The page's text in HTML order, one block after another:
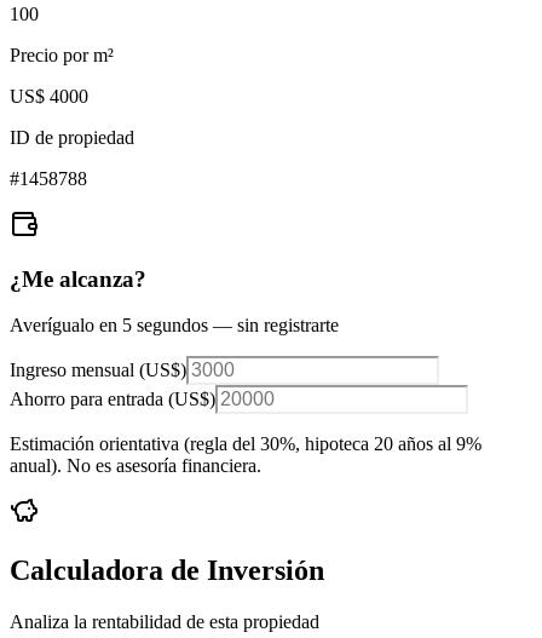
100
Precio por m²
US$ 4000
ID de propiedad
#1458788
¿Me alcanza?
Averígualo en 5 segundos — sin registrarte
Ingreso mensual (US$)
Ahorro para entrada (US$)
Estimación orientativa (regla del 30%, hipoteca 20 años al 9%
anual). No es asesoría financiera.
Calculadora de Inversión
Analiza la rentabilidad de esta propiedad